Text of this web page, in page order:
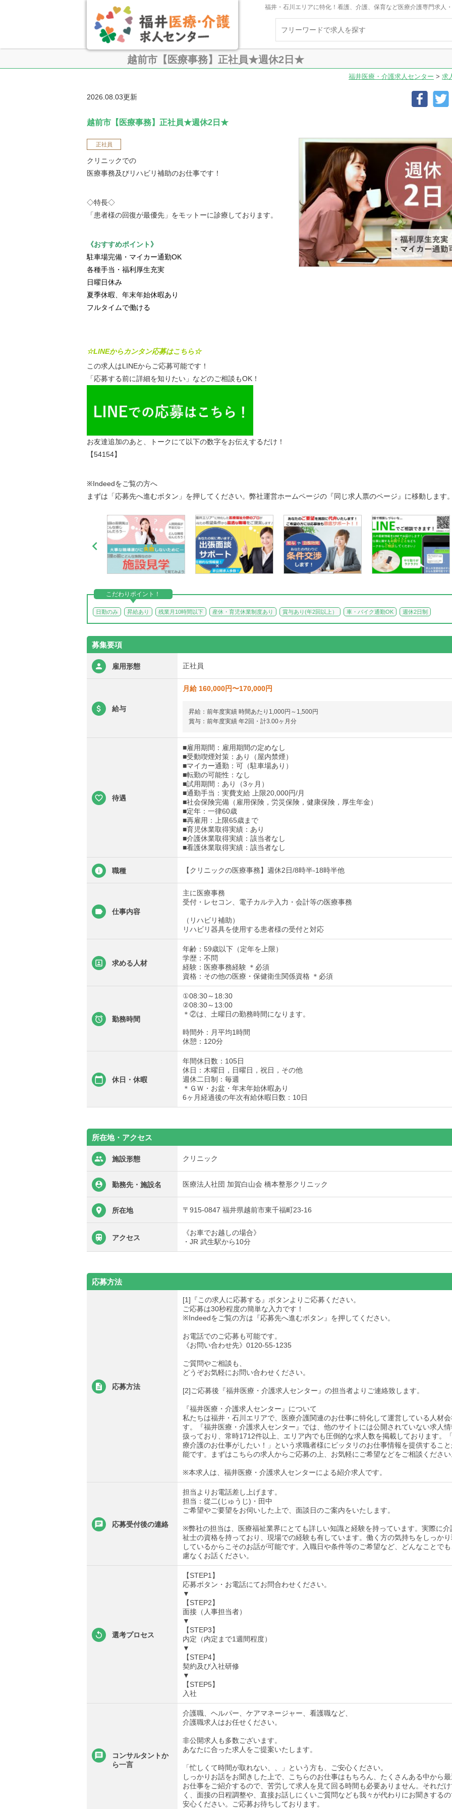
福井・石川エリアに特化！看護、介護、保育など医療介護専門求人
越前市【医療事務】正社員★週休2日★
福井医療・介護求人センター > 求
2026.08.03更新
越前市【医療事務】正社員★週休2日★
正社員
クリニックでの
医療事務及びリハビリ補助のお仕事です！
◇特長◇
「患者様の回復が最優先」をモットーに診療しております。
《おすすめポイント》
駐車場完備・マイカー通勤OK
各種手当・福利厚生充実
日曜日休み
夏季休暇、年末年始休暇あり
フルタイムで働ける
☆LINEからカンタン応募はこちら☆
この求人はLINEからご応募可能です！
「応募する前に詳細を知りたい」などのご相談もOK！
お友達追加のあと、トークにて以下の数字をお伝えするだけ！
【54154】
※Indeedをご覧の方へ
まずは「応募先へ進むボタン」を押してください。弊社運営ホームページの『同じ求人票のページ』に移動します

こだわりポイント！
日勤のみ 昇給あり 残業月10時間以下 産休・育児休業制度あり 賞与あり(年2回以上） 車・バイク通勤OK 週休2日制
募集要項
雇用形態 正社員
給与
月給 160,000円〜170,000円
昇給：前年度実績 時間あたり1,000円～1,500円
賞与：前年度実績 年2回・計3.00ヶ月分
待遇
■雇用期間：雇用期間の定めなし
■受動喫煙対策：あり（屋内禁煙）
■マイカー通勤：可（駐車場あり）
■転勤の可能性：なし
■試用期間：あり（3ヶ月）
■通勤手当：実費支給 上限20,000円/月
■社会保険完備（雇用保険，労災保険，健康保険，厚生年金）
■定年：一律60歳
■再雇用：上限65歳まで
■育児休業取得実績：あり
■介護休業取得実績：該当者なし
■看護休業取得実績：該当者なし
職種 【クリニックの医療事務】週休2日/8時半-18時半他
仕事内容
主に医療事務
受付・レセコン、電子カルテ入力・会計等の医療事務
（リハビリ補助）
リハビリ器具を使用する患者様の受付と対応
求める人材
年齢：59歳以下（定年を上限）
学歴：不問
経験：医療事務経験 ＊必須
資格：その他の医療・保健衛生関係資格 ＊必須
勤務時間
①08:30～18:30
②08:30～13:00
＊②は、土曜日の勤務時間になります。
時間外：月平均1時間
休憩：120分
休日・休暇
年間休日数：105日
休日：木曜日，日曜日，祝日，その他
週休二日制：毎週
＊ＧＷ・お盆・年末年始休暇あり
6ヶ月経過後の年次有給休暇日数：10日
所在地・アクセス
施設形態 クリニック
勤務先・施設名 医療法人社団 加賀白山会 橋本整形クリニック
所在地 〒915-0847 福井県越前市東千福町23-16
アクセス
《お車でお越しの場合》
・JR 武生駅から10分
応募方法
応募方法
[1]『この求人に応募する』ボタンよりご応募ください。
ご応募は30秒程度の簡単な入力です！
※Indeedをご覧の方は『応募先へ進むボタン』を押してください。
お電話でのご応募も可能です。
《お問い合わせ先》0120-55-1235
ご質問やご相談も、
どうぞお気軽にお問い合わせください。
[2]ご応募後『福井医療・介護求人センター』の担当者よりご連絡致します。
『福井医療・介護求人センター』について
私たちは福井・石川エリアで、医療介護関連のお仕事に特化して運営している人材
す。『福井医療・介護求人センター』では、他のサイトには公開されていない求人
扱っており、常時1712件以上、エリア内でも圧倒的な求人数を掲載しております。
療介護のお仕事がしたい！」という求職者様にピッタリのお仕事情報を提供するこ
能です。まずはこちらの求人からご応募の上、お気軽にご希望などをご相談くださ
※本求人は、福井医療・介護求人センターによる紹介求人です。
応募受付後の連絡
担当よりお電話差し上げます。
担当：從二(じゅうじ)・田中
ご希望やご要望をお伺いした上で、面談日のご案内をいたします。
※弊社の担当は、医療福祉業界にとても詳しい知識と経験を持っています。実際に介
祉士の資格を持っており、現場での経験も有しています。働く方の気持ちをしっか
しているからこそのお話が可能です。入職日や条件等のご希望など、どんなことで
慮なくお話ください。
選考プロセス
【STEP1】
応募ボタン・お電話にてお問合わせください。
▼
【STEP2】
面接（人事担当者）
▼
【STEP3】
内定（内定まで1週間程度）
▼
【STEP4】
契約及び入社研修
▼
【STEP5】
入社
コンサルタントか
ら一言
介護職、ヘルパー、ケアマネージャー、看護職など、
介護職求人はお任せください。
非公開求人も多数ございます。
あなたに合った求人をご提案いたします。
「忙しくて時間が取れない、、」という方も、ご安心ください。
しっかりお話をお聞きした上で、こちらのお仕事はもちろん、たくさんある中から
お仕事をご紹介するので、苦労して求人を見て回る時間も必要ありません。それだ
く、面接の日程調整や、直接お話しにくいご質問なども我々が代わりにお聞きする
安心ください。ご応募お待ちしております。